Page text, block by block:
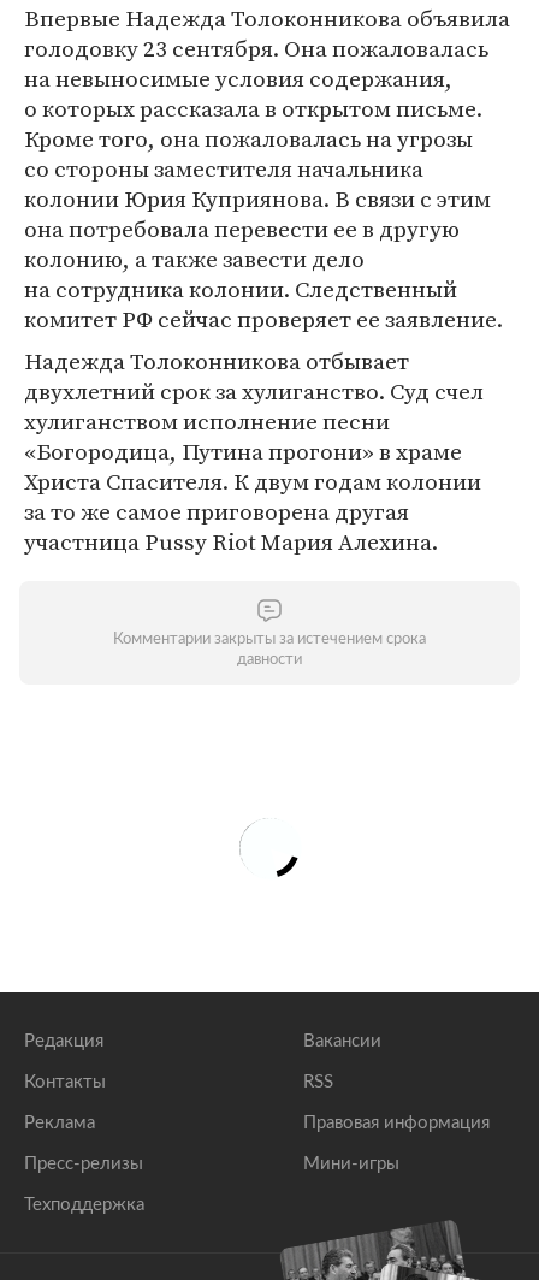
Впервые Надежда Толоконникова объявила
голодовку 23 сентября. Она пожаловалась
на невыносимые условия содержания,
о которых рассказала в открытом письме.
Кроме того, она пожаловалась на угрозы
со стороны заместителя начальника
колонии Юрия Куприянова. В связи с этим
она потребовала перевести ее в другую
колонию, а также завести дело
на сотрудника колонии. Следственный
комитет РФ сейчас проверяет ее заявление.
Надежда Толоконникова отбывает
двухлетний срок за хулиганство. Суд счел
хулиганством исполнение песни
«Богородица, Путина прогони» в храме
Христа Спасителя. К двум годам колонии
за то же самое приговорена другая
участница Pussy Riot Мария Алехина.
Комментарии закрыты за истечением срока
давности
Редакция
Контакты
Реклама
Пресс-релизы
Техподдержка
Вакансии
RSS
Правовая информация
Мини-игры